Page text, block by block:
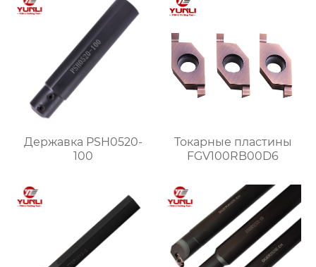
Державка PSH0520-
100
Токарные пластины
FGV100RB00D6